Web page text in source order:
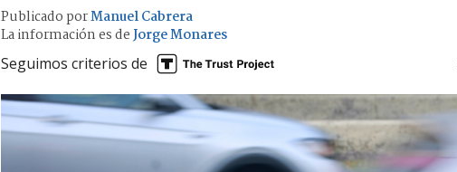
Publicado porManuel Cabrera
La información es deJorge Monares
Seguimos criterios de